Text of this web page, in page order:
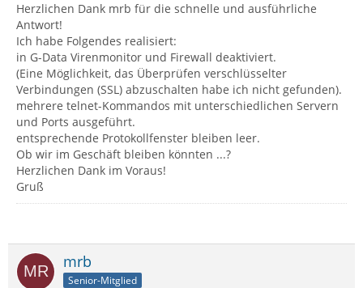
Herzlichen Dank mrb für die schnelle und ausführliche
Antwort!
Ich habe Folgendes realisiert:
in G-Data Virenmonitor und Firewall deaktiviert.
(Eine Möglichkeit, das Überprüfen verschlüsselter
Verbindungen (SSL) abzuschalten habe ich nicht gefunden).
mehrere telnet-Kommandos mit unterschiedlichen Servern
und Ports ausgeführt.
entsprechende Protokollfenster bleiben leer.
Ob wir im Geschäft bleiben könnten ...?
Herzlichen Dank im Voraus!
Gruß
mrb
Senior-Mitglied